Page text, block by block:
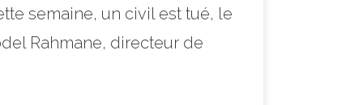
semaine, un civil est tué, le
Rahmane, directeur de